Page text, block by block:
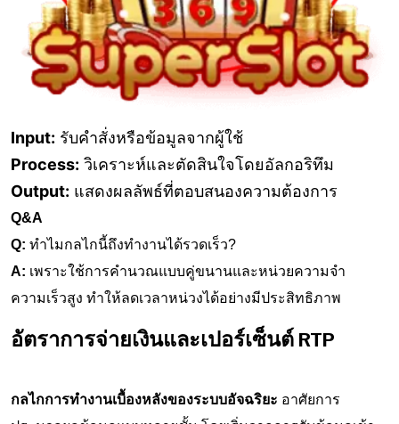
Input: รับคำสั่งหรือข้อมูลจากผู้ใช้
Process: วิเคราะห์และตัดสินใจโดยอัลกอริทึม
Output: แสดงผลลัพธ์ที่ตอบสนองความต้องการ
Q&A
Q: ทำไมกลไกนี้ถึงทำงานได้รวดเร็ว?
A: เพราะใช้การคำนวณแบบคู่ขนานและหน่วยความจำ
ความเร็วสูง ทำให้ลดเวลาหน่วงได้อย่างมีประสิทธิภาพ
อัตราการจ่ายเงินและเปอร์เซ็นต์ RTP
กลไกการทำงานเบื้องหลังของระบบอัจฉริยะ อาศัยการ